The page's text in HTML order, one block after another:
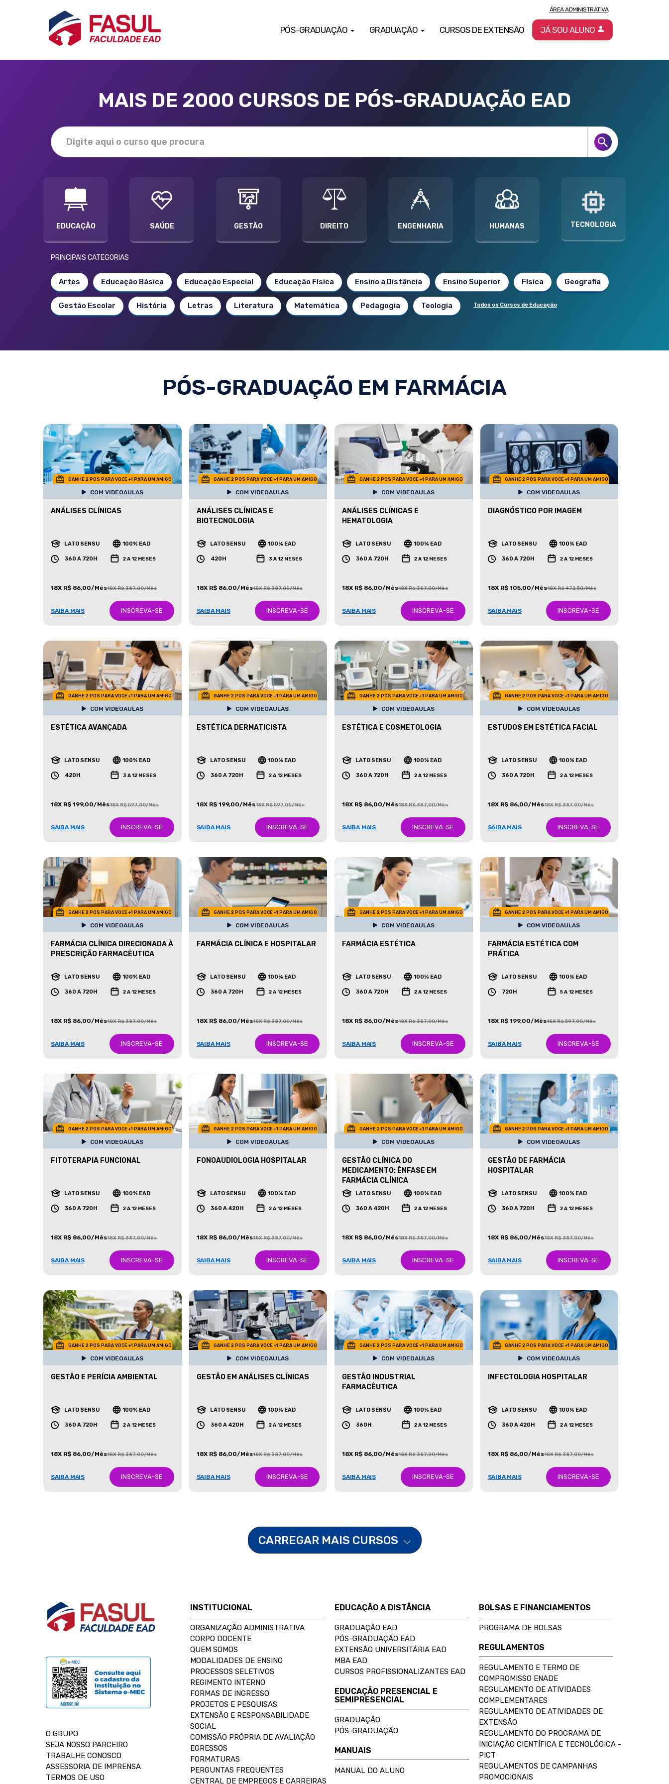
PÓS-GRADUAÇÃO GRADUAÇÃO CURSOS DE EXTENSÃO
ÁREA ADMINISTRATIVA
JÁ SOU ALUNO
MAIS DE 2000 CURSOS DE PÓS-GRADUAÇÃO EAD
EDUCAÇÃO SAÚDE GESTÃO DIREITO ENGENHARIA HUMANAS TECNOLOGIA
PRINCIPAIS CATEGORIAS
Artes Educação Básica Educação Especial Educação Física Ensino a Distância Ensino Superior Física Geografia
Gestão Escolar História Letras Literatura Matemática Pedagogia Teologia Todos os Cursos de Educação
PÓS-GRADUAÇÃO EM FARMÁCIA
GANHE 2 POS PARA VOCE +1 PARA UM AMIGO
COM VIDEOAULAS
ANÁLISES CLÍNICAS
LATO SENSU 100% EAD
360 A 720H 2 A 12 MESES
18X R$ 86,00/Mês18X R$ 387,00/Mês
SAIBA MAIS INSCREVA-SE
GANHE 2 POS PARA VOCE +1 PARA UM AMIGO
COM VIDEOAULAS
ANÁLISES CLÍNICAS E
BIOTECNOLOGIA
LATO SENSU 100% EAD
420H 3 A 12 MESES
18X R$ 86,00/Mês18X R$ 387,00/Mês
SAIBA MAIS INSCREVA-SE
GANHE 2 POS PARA VOCE +1 PARA UM AMIGO
COM VIDEOAULAS
ANÁLISES CLÍNICAS E
HEMATOLOGIA
LATO SENSU 100% EAD
360 A 720H 2 A 12 MESES
18X R$ 86,00/Mês18X R$ 387,00/Mês
SAIBA MAIS INSCREVA-SE
GANHE 2 POS PARA VOCE +1 PARA UM AMIGO
COM VIDEOAULAS
DIAGNÓSTICO POR IMAGEM
LATO SENSU 100% EAD
360 A 720H 2 A 12 MESES
18X R$ 105,00/Mês18X R$ 472,50/Mês
SAIBA MAIS INSCREVA-SE
GANHE 2 POS PARA VOCE +1 PARA UM AMIGO
COM VIDEOAULAS
ESTÉTICA AVANÇADA
LATO SENSU 100% EAD
420H 3 A 12 MESES
18X R$ 199,00/Mês18X R$ 597,00/Mês
SAIBA MAIS INSCREVA-SE
GANHE 2 POS PARA VOCE +1 PARA UM AMIGO
COM VIDEOAULAS
ESTÉTICA DERMATICISTA
LATO SENSU 100% EAD
360 A 720H 2 A 12 MESES
18X R$ 199,00/Mês18X R$ 597,00/Mês
SAIBA MAIS INSCREVA-SE
GANHE 2 POS PARA VOCE +1 PARA UM AMIGO
COM VIDEOAULAS
ESTÉTICA E COSMETOLOGIA
LATO SENSU 100% EAD
360 A 720H 2 A 12 MESES
18X R$ 86,00/Mês18X R$ 387,00/Mês
SAIBA MAIS INSCREVA-SE
GANHE 2 POS PARA VOCE +1 PARA UM AMIGO
COM VIDEOAULAS
ESTUDOS EM ESTÉTICA FACIAL
LATO SENSU 100% EAD
360 A 720H 2 A 12 MESES
18X R$ 86,00/Mês18X R$ 387,00/Mês
SAIBA MAIS INSCREVA-SE
GANHE 2 POS PARA VOCE +1 PARA UM AMIGO
COM VIDEOAULAS
FARMÁCIA CLÍNICA DIRECIONADA À
PRESCRIÇÃO FARMACÊUTICA
LATO SENSU 100% EAD
360 A 720H 2 A 12 MESES
18X R$ 86,00/Mês18X R$ 387,00/Mês
SAIBA MAIS INSCREVA-SE
GANHE 2 POS PARA VOCE +1 PARA UM AMIGO
COM VIDEOAULAS
FARMÁCIA CLÍNICA E HOSPITALAR
LATO SENSU 100% EAD
360 A 720H 2 A 12 MESES
18X R$ 86,00/Mês18X R$ 387,00/Mês
SAIBA MAIS INSCREVA-SE
GANHE 2 POS PARA VOCE +1 PARA UM AMIGO
COM VIDEOAULAS
FARMÁCIA ESTÉTICA
LATO SENSU 100% EAD
360 A 720H 2 A 12 MESES
18X R$ 86,00/Mês18X R$ 387,00/Mês
SAIBA MAIS INSCREVA-SE
GANHE 2 POS PARA VOCE +1 PARA UM AMIGO
COM VIDEOAULAS
FARMÁCIA ESTÉTICA COM
PRÁTICA
LATO SENSU 100% EAD
720H 5 A 12 MESES
18X R$ 199,00/Mês18X R$ 597,00/Mês
SAIBA MAIS INSCREVA-SE
GANHE 2 POS PARA VOCE +1 PARA UM AMIGO
COM VIDEOAULAS
FITOTERAPIA FUNCIONAL
LATO SENSU 100% EAD
360 A 720H 2 A 12 MESES
18X R$ 86,00/Mês18X R$ 387,00/Mês
SAIBA MAIS INSCREVA-SE
GANHE 2 POS PARA VOCE +1 PARA UM AMIGO
COM VIDEOAULAS
FONOAUDIOLOGIA HOSPITALAR
LATO SENSU 100% EAD
360 A 420H 2 A 12 MESES
18X R$ 86,00/Mês18X R$ 387,00/Mês
SAIBA MAIS INSCREVA-SE
GANHE 2 POS PARA VOCE +1 PARA UM AMIGO
COM VIDEOAULAS
GESTÃO CLÍNICA DO
MEDICAMENTO: ÊNFASE EM
FARMÁCIA CLÍNICA
LATO SENSU 100% EAD
360 A 420H 2 A 12 MESES
18X R$ 86,00/Mês18X R$ 387,00/Mês
SAIBA MAIS INSCREVA-SE
GANHE 2 POS PARA VOCE +1 PARA UM AMIGO
COM VIDEOAULAS
GESTÃO DE FARMÁCIA
HOSPITALAR
LATO SENSU 100% EAD
360 A 720H 2 A 12 MESES
18X R$ 86,00/Mês18X R$ 387,00/Mês
SAIBA MAIS INSCREVA-SE
GANHE 2 POS PARA VOCE +1 PARA UM AMIGO
COM VIDEOAULAS
GESTÃO E PERÍCIA AMBIENTAL
LATO SENSU 100% EAD
360 A 720H 2 A 12 MESES
18X R$ 86,00/Mês18X R$ 387,00/Mês
SAIBA MAIS INSCREVA-SE
GANHE 2 POS PARA VOCE +1 PARA UM AMIGO
COM VIDEOAULAS
GESTÃO EM ANÁLISES CLÍNICAS
LATO SENSU 100% EAD
360 A 420H 2 A 12 MESES
18X R$ 86,00/Mês18X R$ 387,00/Mês
SAIBA MAIS INSCREVA-SE
GANHE 2 POS PARA VOCE +1 PARA UM AMIGO
COM VIDEOAULAS
GESTÃO INDUSTRIAL
FARMACÊUTICA
LATO SENSU 100% EAD
360H 2 A 12 MESES
18X R$ 86,00/Mês18X R$ 387,00/Mês
SAIBA MAIS INSCREVA-SE
GANHE 2 POS PARA VOCE +1 PARA UM AMIGO
COM VIDEOAULAS
INFECTOLOGIA HOSPITALAR
LATO SENSU 100% EAD
360 A 420H 2 A 12 MESES
18X R$ 86,00/Mês18X R$ 387,00/Mês
SAIBA MAIS INSCREVA-SE
CARREGAR MAIS CURSOS
O GRUPO
SEJA NOSSO PARCEIRO
TRABALHE CONOSCO
ASSESSORIA DE IMPRENSA
TERMOS DE USO
INSTITUCIONAL
ORGANIZAÇÃO ADMINISTRATIVA
CORPO DOCENTE
QUEM SOMOS
MODALIDADES DE ENSINO
PROCESSOS SELETIVOS
REGIMENTO INTERNO
FORMAS DE INGRESSO
PROJETOS E PESQUISAS
EXTENSÃO E RESPONSABILIDADE
SOCIAL
COMISSÃO PRÓPRIA DE AVALIAÇÃO
EGRESSOS
FORMATURAS
PERGUNTAS FREQUENTES
CENTRAL DE EMPREGOS E CARREIRAS
EDUCAÇÃO A DISTÂNCIA
GRADUAÇÃO EAD
PÓS-GRADUAÇÃO EAD
EXTENSÃO UNIVERSITÁRIA EAD
MBA EAD
CURSOS PROFISSIONALIZANTES EAD
EDUCAÇÃO PRESENCIAL E
SEMIPRESENCIAL
GRADUAÇÃO
PÓS-GRADUAÇÃO
MANUAIS
MANUAL DO ALUNO
BOLSAS E FINANCIAMENTOS
PROGRAMA DE BOLSAS
REGULAMENTOS
REGULAMENTO E TERMO DE
COMPROMISSO ENADE
REGULAMENTO DE ATIVIDADES
COMPLEMENTARES
REGULAMENTO DE ATIVIDADES DE
EXTENSÃO
REGULAMENTO DO PROGRAMA DE
INICIAÇÃO CIENTÍFICA E TECNOLÓGICA -
PICT
REGULAMENTOS DE CAMPANHAS
PROMOCIONAIS